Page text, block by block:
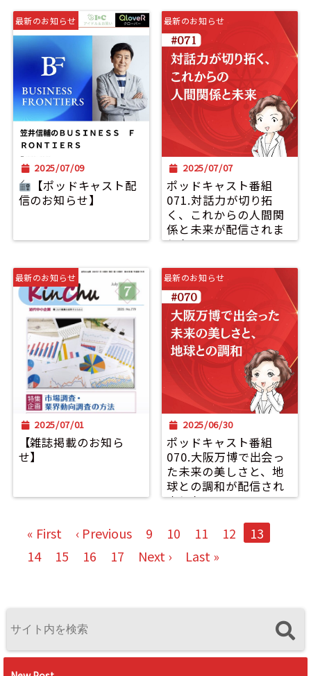
最新のお知らせ
2025/07/09
【ポッドキャスト配
信のお知らせ】
最新のお知らせ
2025/07/07
ポッドキャスト番組
071.対話力が切り拓
く、これからの人間関
係と未来が配信されま
した。
最新のお知らせ
2025/07/01
【雑誌掲載のお知ら
せ】
最新のお知らせ
2025/06/30
ポッドキャスト番組
070.大阪万博で出会っ
た未来の美しさと、地
球との調和が配信され
ました。
« First ‹ Previous 9 10 11 12
13
14
15 16 17 Next › Last »